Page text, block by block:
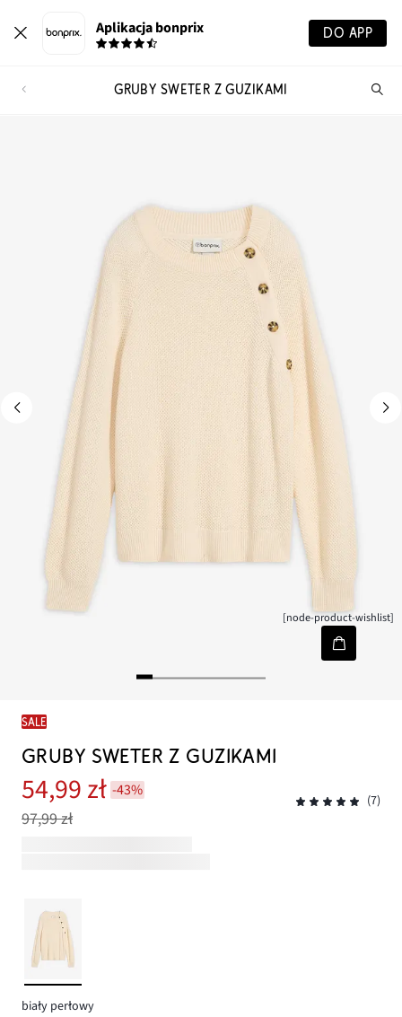
Aplikacja bonprix DO APP
GRUBY SWETER Z GUZIKAMI
[node-product-wishlist]
SALE
GRUBY SWETER Z GUZIKAMI
54,99 zł -43%
97,99 zł
(7)
biały perłowy